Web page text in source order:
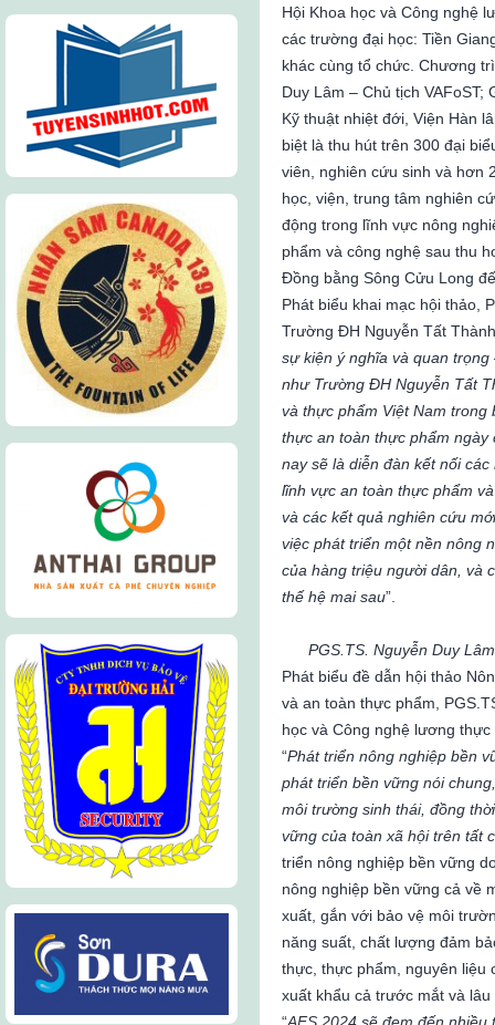
Hội Khoa học và Công nghệ
các trường đại học: Tiền
khác cùng tổ chức. Chương
Duy Lâm – Chủ tịch
Kỹ thuật nhiệt đới, Viện Hàn
biệt là thu hút trên 300 đại
viên, nghiên cứu sinh và hơn
học, viện, trung tâm nghiên
động trong lĩnh vực nông
phẩm và công nghệ sau thu
Đồng bằng Sông Cửu Long
Phát biểu khai mạc hội thảo,
Trường ĐH Nguyễn Tất
sự kiện ý nghĩa và quan
như Trường ĐH Nguyễn Tất
và thực phẩm Việt Nam trong
thực an toàn thực phẩm ngày
nay sẽ là diễn đàn kết nối
lĩnh vực an toàn thực phẩm
và các kết quả nghiên cứu
việc phát triển một nền nông
của hàng triệu người dân, và
thế hệ mai sau”.
PGS.TS. Nguyễn Duy
Phát biểu đề dẫn hội thảo
và an toàn thực phẩm,
học và Công nghệ lương
“Phát triển nông nghiệp bền
phát triển bền vững nói
môi trường sinh thái, đồng
vững của toàn xã hội trên tất
triển nông nghiệp bền vững
nông nghiệp bền vững cả về
xuất, gắn với bảo vệ môi
năng suất, chất lượng đảm
thực, thực phẩm, nguyên liệu
xuất khẩu cả trước mắt và lâu